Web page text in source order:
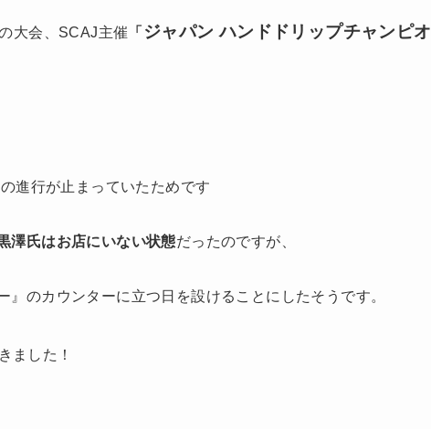
大会、SCAJ主催 「 ジャパン ハンドドリップチャンピオ
進行が止まっていたためです
澤氏はお店にいない状態だったのですが、
のカウンターに立つ日を設けることにしたそうです。
ました！